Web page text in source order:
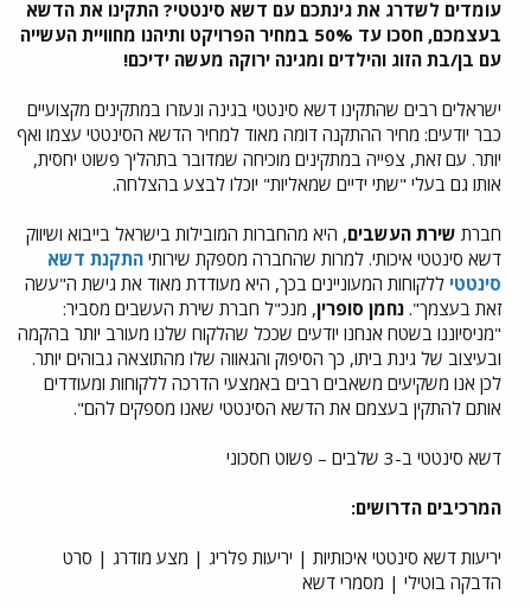
עומדים לשדרג את גינתכם עם דשא סינטטי? התקינו את הדשא
בעצמכם, חסכו עד 50% במחיר הפרויקט ותיהנו מחוויית העשייה
עם בן/בת הזוג והילדים ומגינה ירוקה מעשה ידיכם!
ישראלים רבים שהתקינו דשא סינטטי בגינה ונעזרו במתקינים מקצועיים
כבר יודעים: מחיר ההתקנה דומה מאוד למחיר הדשא הסינטטי עצמו ואף
יותר. עם זאת, צפייה במתקינים מוכיחה שמדובר בתהליך פשוט יחסית,
אותו גם בעלי "שתי ידיים שמאליות" יוכלו לבצע בהצלחה.
חברת שירת העשבים, היא מהחברות המובילות בישראל בייבוא ושיווק
דשא סינטטי איכותי. למרות שהחברה מספקת שירותי התקנת דשא
סינטטי ללקוחות המעוניינים בכך, היא מעודדת מאוד את גישת ה"עשה
זאת בעצמך". נחמן סופרין, מנכ"ל חברת שירת העשבים מסביר:
"מניסיוננו בשטח אנחנו יודעים שככל שהלקוח שלנו מעורב יותר בהקמה
ובעיצוב של גינת ביתו, כך הסיפוק והגאווה שלו מהתוצאה גבוהים יותר.
לכן אנו משקיעים משאבים רבים באמצעי הדרכה ללקוחות ומעודדים
אותם להתקין בעצמם את הדשא הסינטטי שאנו מספקים להם".
דשא סינטטי ב-3 שלבים – פשוט חסכוני
המרכיבים הדרושים:
יריעות דשא סינטטי איכותיות | יריעות פלריג | מצע מודרג | סרט
הדבקה בוטילי | מסמרי דשא